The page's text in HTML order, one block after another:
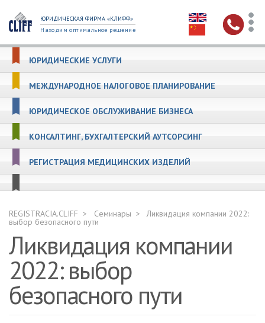
ЮРИДИЧЕСКАЯ ФИРМА «КЛИФФ»
Находим оптимальное решение
ЮРИДИЧЕСКИЕ УСЛУГИ
МЕЖДУНАРОДНОЕ НАЛОГОВОЕ ПЛАНИРОВАНИЕ
ЮРИДИЧЕСКОЕ ОБСЛУЖИВАНИЕ БИЗНЕСА
КОНСАЛТИНГ, БУХГАЛТЕРСКИЙ АУТСОРСИНГ
РЕГИСТРАЦИЯ МЕДИЦИНСКИХ ИЗДЕЛИЙ
REGISTRACIA.CLIFF Семинары Ликвидация компании 2022:
выбор безопасного пути
Ликвидация компании
2022: выбор
безопасного пути